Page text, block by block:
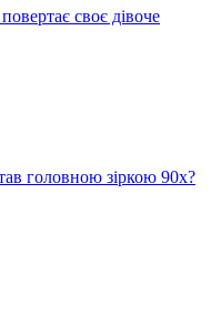
своє дівоче
головною зіркою 90х?